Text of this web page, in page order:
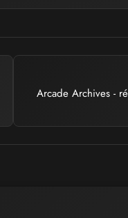
Arcade Archives -